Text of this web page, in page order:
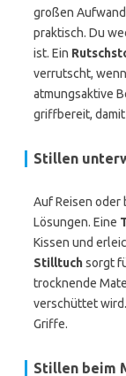
großen
praktisch. Du
ist. Ein
verrutscht,
atmungsaktive
griffbereit,
Stillen
Auf Reisen oder
Lösungen. Eine
Kissen und
Stilltuchsorgt
trocknende
verschüttet
Griffe.
Stillen beim